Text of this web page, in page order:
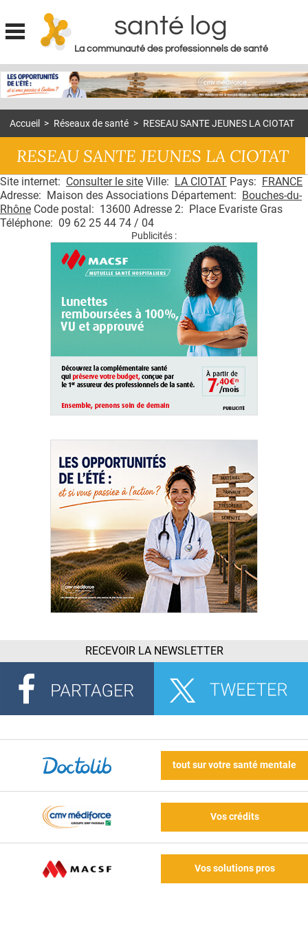
Jump to navigation
santé log
La communauté des professionnels de santé
MON COMPTE
ACTUS
DOSSIERS
RÉSEAUX
QUI SOMMES-NOUS ?
CONDITIONS GÉNÉRALES
Accueil > Réseaux de santé > RESEAU SANTE JEUNES LA CIOTAT
RESEAU SANTE JEUNES LA CIOTAT
Site internet: Consulter le site Ville: LA CIOTAT Pays: FRANCE
Adresse: Maison des Associations Département: Bouches-du-
Rhône Code postal: 13600 Adresse 2: Place Evariste Gras
Téléphone: 09 62 25 44 74 / 04
Publicités :
RECEVOIR LA NEWSLETTER
tout sur votre santé mentale
Vos crédits
Vos solutions pros